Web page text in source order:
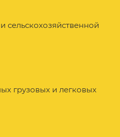
сельскохозяйственной
грузовых и легковых